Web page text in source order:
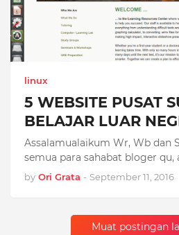
linux
5 WEBSITE PUSAT
BELAJAR LUAR
Assalamualaikum Wr, Wb dan
semua para sahabat bloger qu,
by Ori Grata - September 11, 2016
Muat postingan